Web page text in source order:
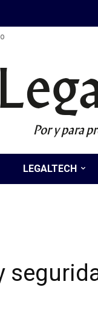
Por y para
LEGALTECH